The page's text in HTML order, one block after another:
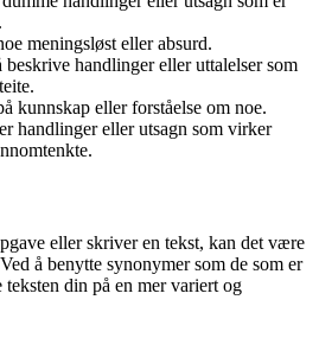
meningsløst eller absurd.
beskrive handlinger eller uttalelser som
kunnskap eller forståelse om noe.
handlinger eller utsagn som virker
eller skriver en tekst, kan det være
å benytte synonymer som de som er
din på en mer variert og